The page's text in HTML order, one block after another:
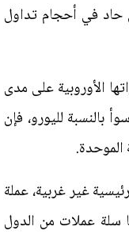
تسببت بدورها في انخفاض حاد في أحجام تداول
الأوروبية على مدى
بالنسبة لليورو، فإن
الموحدة.
غير غربية، عملة
سلة عملات من الدول